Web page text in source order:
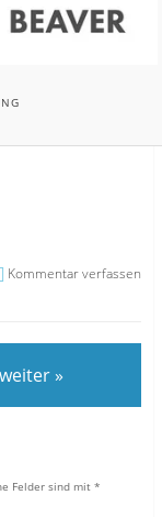
Kommentar verfassen
weiter »
Felder sind mit *